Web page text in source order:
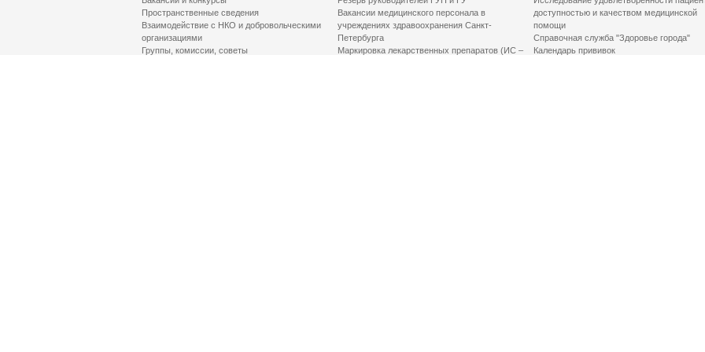
Пространственные сведения
Взаимодействие с НКО и добровольческими
организациями
Группы, комиссии, советы
Вакансии медицинского персонала в
учреждениях здравоохранения Санкт-
Петербурга
Маркировка лекарственных препаратов (ИС –
доступностью и качеством медицинской
помощи
Справочная служба "Здоровье города"
Календарь прививок